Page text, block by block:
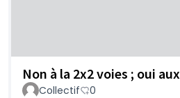
Non à la 2x2 voies ; oui
Collectif 0